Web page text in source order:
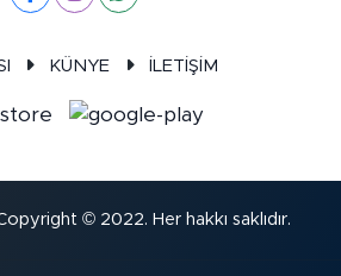
KÜNYE İLETİŞİM
© 2022. Her hakkı saklıdır.